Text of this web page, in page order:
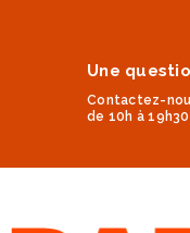
Une
Contactez-
de 10h à